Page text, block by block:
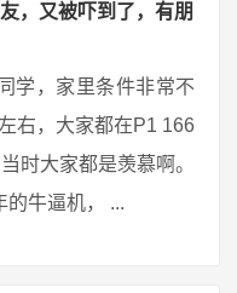
，又被吓到了，有朋
学，家里条件非常不
右，大家都在P1 166
时大家都是羡慕啊。
的牛逼机， ...